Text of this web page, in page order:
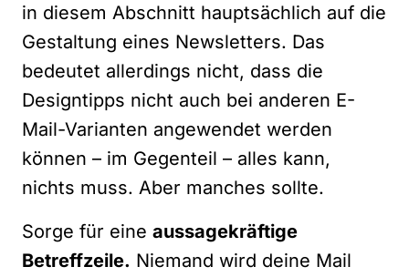
in diesem Abschnitt hauptsächlich auf die
Gestaltung eines Newsletters. Das
bedeutet allerdings nicht, dass die
Designtipps nicht auch bei anderen E-
Mail-Varianten angewendet werden
können – im Gegenteil – alles kann,
nichts muss. Aber manches sollte.
Sorge für eine aussagekräftige
Betreffzeile. Niemand wird deine Mail